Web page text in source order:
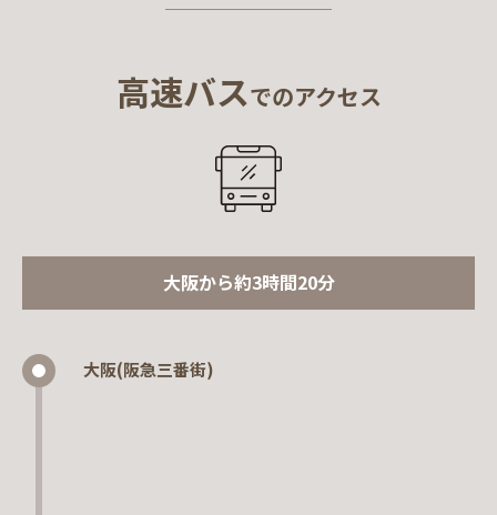
高速バスでのアクセス
大阪から約3時間20分
大阪(阪急三番街)